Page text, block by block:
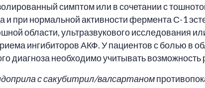
симптом или в сочетании с
и при нормальной активности фермента С-1
области, ультразвукового исследования
ингибиторов АКФ. У пациентов с болью в
необходимо учитывать возможность
с сакубитрил/валсартаном